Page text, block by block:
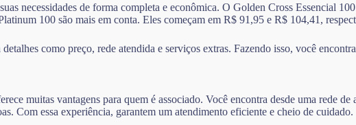
necessidades de forma completa e econômica. O Golden Cross Essencial
100 são mais em conta. Eles começam em R$ 91,95 e R$ 104,41,
detalhes como preço, rede atendida e serviços extras. Fazendo isso, você
muitas vantagens para quem é associado. Você encontra desde uma rede
Com essa experiência, garantem um atendimento eficiente e cheio de cuidado.